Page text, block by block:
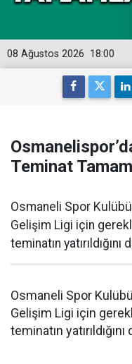
18:00
08 Ağustos 2026
Teminat
Osmaneli Spor
Gelişim Ligi için
teminatın yatırıldığını
Osmaneli Spor
Gelişim Ligi için
teminatın